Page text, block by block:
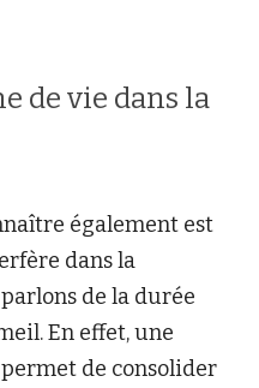
de vie dans la
également est
dans la
de la durée
En effet, une
de consolider